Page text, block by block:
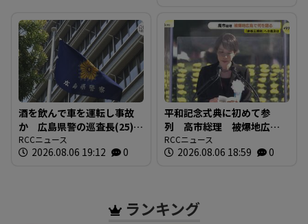
酒を飲んで車を運転し事故
か 広島県警の巡査長(25)を
懲戒免職 事故の1時間半前
に“飲食店で飲酒” 基準値
RCCニュース
2026.08.06 19:12 0
平和記念式典に初めて参
列 高市総理 被爆地広島
で何を語る 「非核三原
則」への言及は
RCCニュース
2026.08.06 18:59 0
ランキング